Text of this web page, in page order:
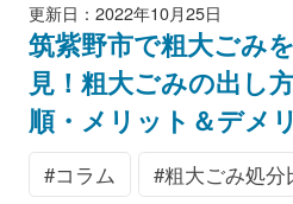
更新日：2022年10月25日
筑紫野市で粗大ごみ
見！粗大ごみの出し
順・メリット＆デメ
コラム 粗大ごみ処分